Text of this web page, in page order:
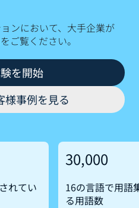
ンにおいて、大手企業が
ご覧ください。
を開始
様事例を見る
れてい
30,000
16の言語で用語
る用語数